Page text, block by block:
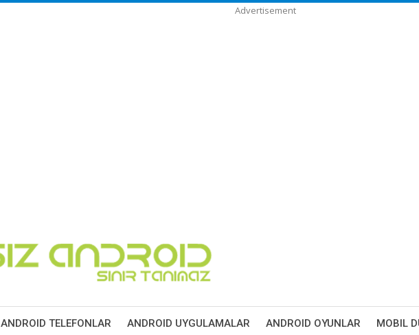
Advertisement
ANDROID TELEFONLAR ANDROID UYGULAMALAR ANDROID OYUNLAR MOBIL